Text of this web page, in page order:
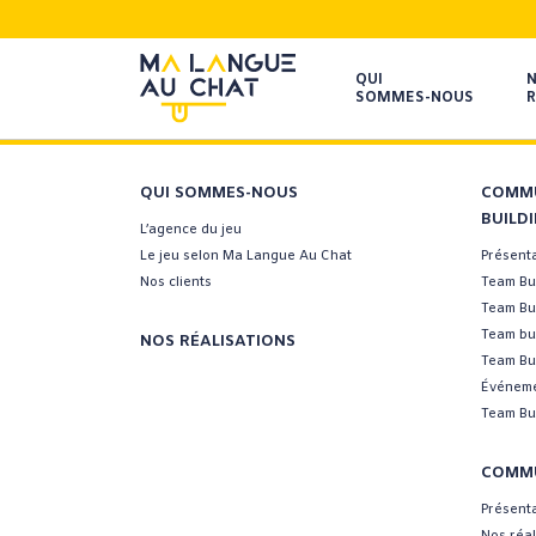
QUI
SOMMES-NOUS
QUI SOMMES-NOUS
L’agence du jeu
Le jeu selon Ma Langue Au Chat
Nos clients
NOS RÉALISATIONS
Team
Team
Team
Team
Team